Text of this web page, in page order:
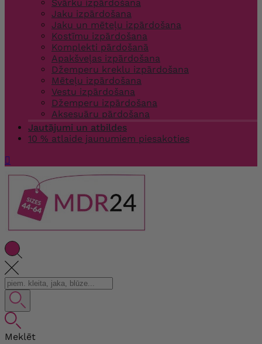
Svārku izpārdošana
Jaku izpārdošana
Jaku un mēteļu izpārdošana
Kostīmu izpārdošana
Komplekti pārdošanā
Apakšveļas izpārdošana
Džemperu kreklu izpārdošana
Mēteļu izpārdošana
Vestu izpārdošana
Džemperu izpārdošana
Aksesuāru pārdošana
Jautājumi un atbildes
10 % atlaide jaunumiem piesakoties

Meklēt